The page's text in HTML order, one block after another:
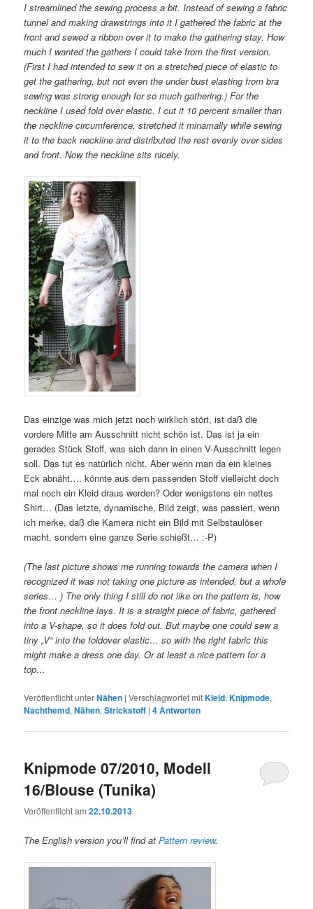
I streamlined the sewing process a bit. Instead of sewing a fabric
tunnel and making drawstrings into it I gathered the fabric at the
front and sewed a ribbon over it to make the gathering stay. How
much I wanted the gathers I could take from the first version.
(First I had intended to sew it on a stretched piece of elastic to
get the gathering, but not even the under bust elasting from bra
sewing was strong enough for so much gathering.) For the
neckline I used fold over elastic. I cut it 10 percent smaller than
the neckline circumference, stretched it minamally while sewing
it to the back neckline and distributed the rest evenly over sides
and front. Now the neckline sits nicely.
Das einzige was mich jetzt noch wirklich stört, ist daß die
vordere Mitte am Ausschnitt nicht schön ist. Das ist ja ein
gerades Stück Stoff, was sich dann in einen V-Ausschnitt legen
soll. Das tut es natürlich nicht. Aber wenn man da ein kleines
Eck abnäht…. könnte aus dem passenden Stoff vielleicht doch
mal noch ein Kleid draus werden? Oder wenigstens ein nettes
Shirt… (Das letzte, dynamische, Bild zeigt, was passiert, wenn
ich merke, daß die Kamera nicht ein Bild mit Selbstaulöser
macht, sondern eine ganze Serie schießt… :-P)
(The last picture shows me running towards the camera when I
recognized it was not taking one picture as intended, but a whole
series… ) The only thing I still do not like on the pattern is, how
the front neckline lays. It is a straight piece of fabric, gathered
into a V-shape, so it does fold out. But maybe one could sew a
tiny „V“ into the foldover elastic… so with the right fabric this
might make a dress one day. Or at least a nice pattern for a
top…
Veröffentlicht unterNähen |Verschlagwortet mitKleid,Knipmode,
Nachthemd,Nähen,Strickstoff |4Antworten
Knipmode 07/2010, Modell
16/Blouse (Tunika)
Veröffentlicht am22.10.2013
The English version you’ll find atPattern review.